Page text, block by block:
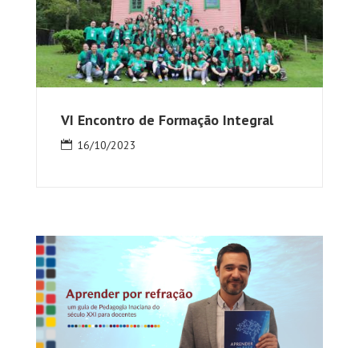
VI Encontro de Formação Integral
16/10/2023